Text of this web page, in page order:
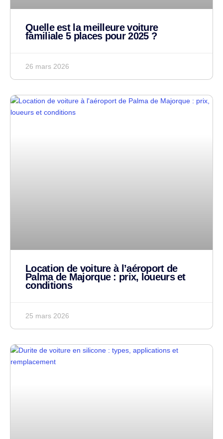
Quelle est la meilleure voiture
familiale 5 places pour 2025 ?
26 mars 2026
Location de voiture à l’aéroport de
Palma de Majorque : prix, loueurs et
conditions
25 mars 2026